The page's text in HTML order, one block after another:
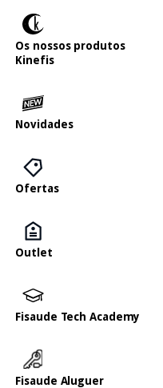
Os nossos produtos
Kinefis
Novidades
Ofertas
Outlet
Fisaude Tech Academy
Fisaude Aluguer